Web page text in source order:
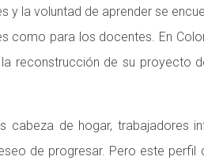
y la voluntad de aprender se
como para los docentes. En
reconstrucción de su proyecto
de hogar, trabajadores
de progresar. Pero este